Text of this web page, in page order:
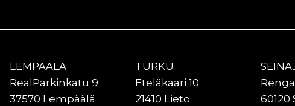
LEMPÄÄLÄ
RealParkinkatu 9
37570 Lempäälä
TURKU
Eteläkaari 10
21410 Lieto
60120